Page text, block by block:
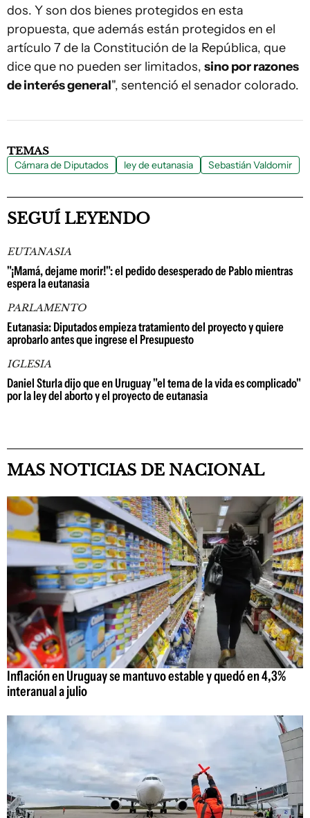
dos. Y son dos bienes protegidos en esta
propuesta, que además están protegidos en el
artículo 7 de la Constitución de la República, que
dice que no pueden ser limitados, sino por razones
de interés general", sentenció el senador colorado.
TEMAS
Cámara de Diputados ley de eutanasia Sebastián Valdomir
SEGUÍ LEYENDO
EUTANASIA
"¡Mamá, dejame morir!": el pedido desesperado de Pablo mientras
espera la eutanasia
PARLAMENTO
Eutanasia: Diputados empieza tratamiento del proyecto y quiere
aprobarlo antes que ingrese el Presupuesto
IGLESIA
Daniel Sturla dijo que en Uruguay "el tema de la vida es complicado"
por la ley del aborto y el proyecto de eutanasia
MAS NOTICIAS DE NACIONAL
Inflación en Uruguay se mantuvo estable y quedó en 4,3%
interanual a julio